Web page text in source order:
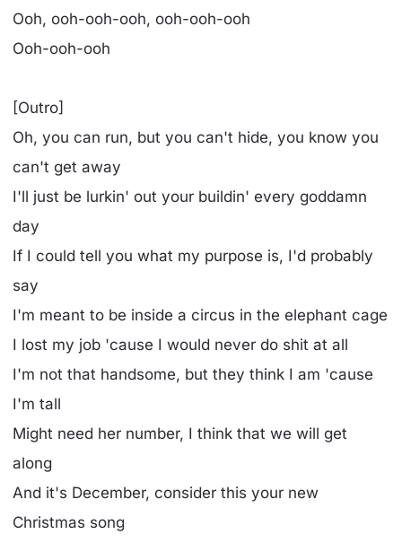
Ooh, ooh-ooh-ooh, ooh-ooh-ooh
Ooh-ooh-ooh
[Outro]
Oh, you can run, but you can't hide, you know you
can't get away
I'll just be lurkin' out your buildin' every goddamn
day
If I could tell you what my purpose is, I'd probably
say
I'm meant to be inside a circus in the elephant cage
I lost my job 'cause I would never do shit at all
I'm not that handsome, but they think I am 'cause
I'm tall
Might need her number, I think that we will get
along
And it's December, consider this your new
Christmas song